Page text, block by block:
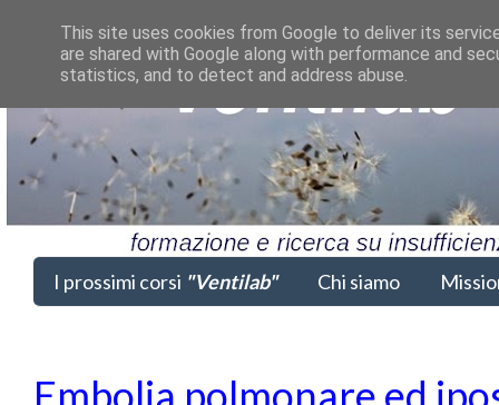
I prossimi corsi "Ventilab" Chi siamo
Embolia polmonare ed
This site uses cookies from Google to deliver its
are shared with Google along with performance and
statistics, and to detect and address abuse.